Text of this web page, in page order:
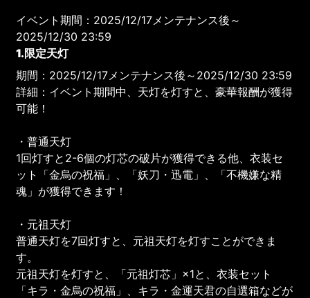
イベント期間：2025/12/17メンテナンス後～
2025/12/30 23:59
1.限定天灯
期間：2025/12/17メンテナンス後～2025/12/30 23:59
詳細：イベント期間中、天灯を灯すと、豪華報酬が獲得
可能！
・普通天灯
1回灯すと2-6個の灯芯の破片が獲得できる他、衣装セ
ット「金烏の祝福」、「妖刀・迅電」、「不機嫌な精
魂」が獲得できます！
・元祖天灯
普通天灯を7回灯すと、元祖天灯を灯すことができま
す。
元祖天灯を灯すと、「元祖灯芯」×1と、衣装セット
「キラ・金烏の祝福」、キラ・金運天君の自選箱などが